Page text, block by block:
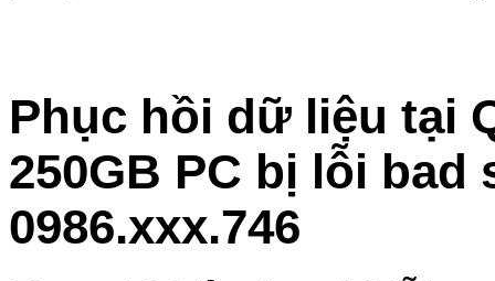
Phục hồi dữ liệu tại
250GB PC bị lỗi bad
0986.xxx.746